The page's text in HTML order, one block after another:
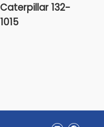
Caterpillar 132-
1015